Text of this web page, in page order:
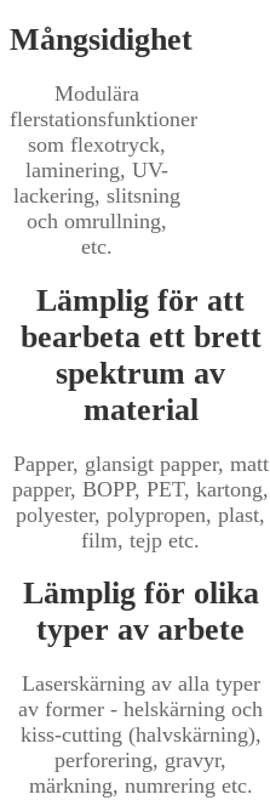
Mångsidighet
Modulära
flerstationsfunktioner
som flexotryck,
laminering, UV-
lackering, slitsning
och omrullning,
etc.
Lämplig för att
bearbeta ett brett
spektrum av
material
Papper, glansigt papper, matt
papper, BOPP, PET, kartong,
polyester, polypropen, plast,
film, tejp etc.
Lämplig för olika
typer av arbete
Laserskärning av alla typer
av former - helskärning och
kiss-cutting (halvskärning),
perforering, gravyr,
märkning, numrering etc.